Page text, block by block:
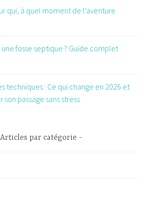
qui, à quel moment de l’aventure
fosse septique ? Guide complet
techniques : Ce qui change en 2026 et
passage sans stress
Articles par catégorie